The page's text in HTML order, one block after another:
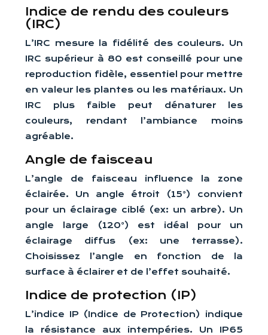
Indice de rendu des couleurs
(IRC)
L’IRC mesure la fidélité des couleurs. Un
IRC supérieur à 80 est conseillé pour une
reproduction fidèle, essentiel pour mettre
en valeur les plantes ou les matériaux. Un
IRC plus faible peut dénaturer les
couleurs, rendant l’ambiance moins
agréable.
Angle de faisceau
L’angle de faisceau influence la zone
éclairée. Un angle étroit (15°) convient
pour un éclairage ciblé (ex: un arbre). Un
angle large (120°) est idéal pour un
éclairage diffus (ex: une terrasse).
Choisissez l’angle en fonction de la
surface à éclairer et de l’effet souhaité.
Indice de protection (IP)
L’indice IP (Indice de Protection) indique
la résistance aux intempéries. Un IP65